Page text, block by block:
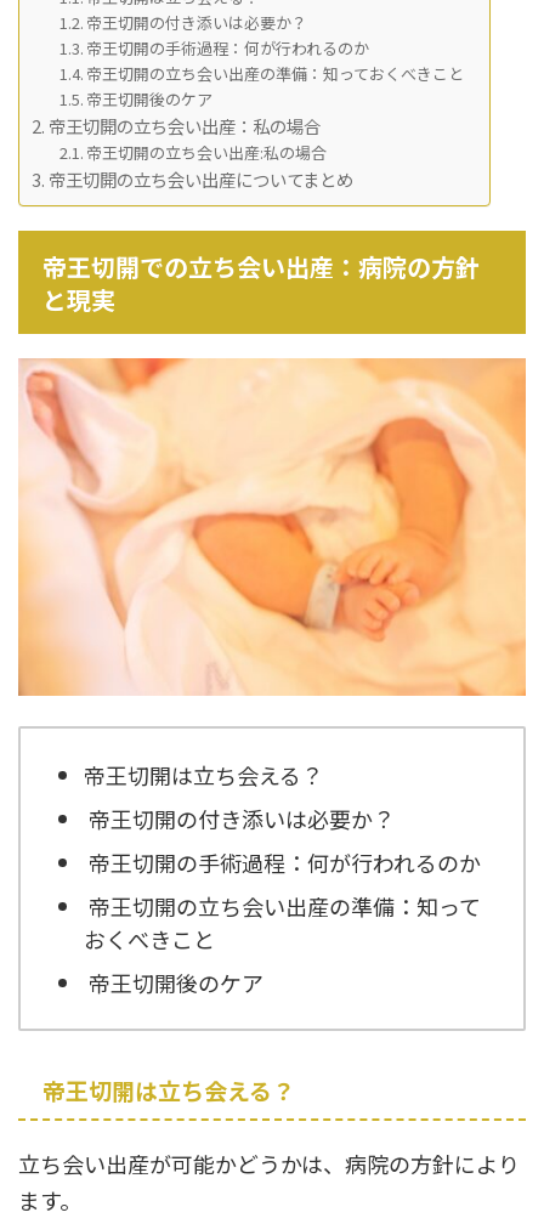
帝王切開の付き添いは必要か？
帝王切開の手術過程：何が行われるのか
帝王切開の立ち会い出産の準備：知っておくべきこと
帝王切開後のケア
帝王切開の立ち会い出産：私の場合
帝王切開の立ち会い出産:私の場合
帝王切開の立ち会い出産についてまとめ
帝王切開での立ち会い出産：病院の方針
と現実
帝王切開は立ち会える？
帝王切開の付き添いは必要か？
帝王切開の手術過程：何が行われるのか
帝王切開の立ち会い出産の準備：知って
おくべきこと
帝王切開後のケア
帝王切開は立ち会える？
立ち会い出産が可能かどうかは、病院の方針により
ます。